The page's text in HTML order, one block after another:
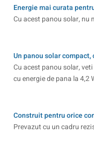
Energie mai curata
Cu acest panou solar,
Un panou solar
Cu acest panou solar,
cu energie de pana la 4,2
Construit pentru orice
Prevazut cu un cadru